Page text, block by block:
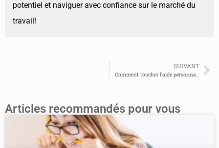
potentiel et naviguer avec confiance sur le marché du
travail!
SUIVANT
Comment toucher l’aide personnalisée au logement, dit APL ?
Articles recommandés pour vous